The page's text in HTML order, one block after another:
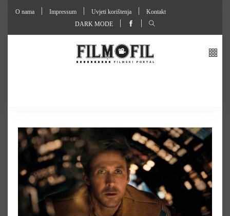
O nama Impressum Uvjeti korištenja
Kontakt
DARK MODE